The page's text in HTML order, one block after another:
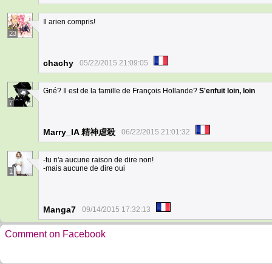
23
Il arien compris!
chachy 05/22/2015 21:09:05
7
Gné? Il est de la famille de François Hollande? S'enfuit loin, loin
Marry_IA 精神虐殺 06/22/2015 21:01:32
1
-tu n'a aucune raison de dire non!
-mais aucune de dire oui
Manga7 09/14/2015 17:32:13
Comment on Facebook